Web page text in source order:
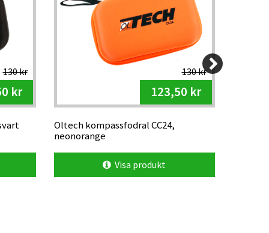
130 kr
kr
130 kr
123,50 kr
Oltech kompassfodral CC24,
neonorange
Visa produkt